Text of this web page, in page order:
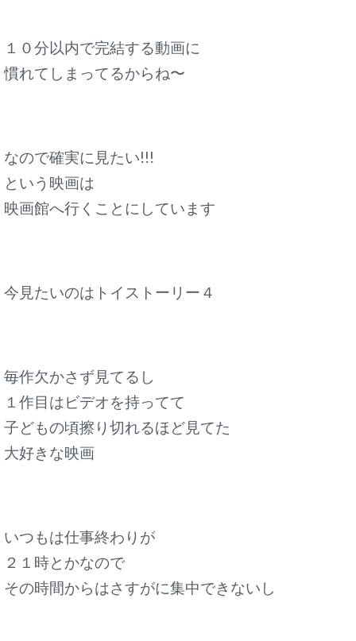
１０分以内で完結する動画に
慣れてしまってるからね〜
なので確実に見たい!!!
という映画は
映画館へ行くことにしています
今見たいのはトイストーリー４
毎作欠かさず見てるし
１作目はビデオを持ってて
子どもの頃擦り切れるほど見てた
大好きな映画
いつもは仕事終わりが
２１時とかなので
その時間からはさすがに集中できないし